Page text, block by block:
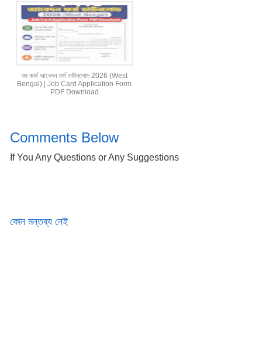
যব কার্ড আবেদন ফর্ম ডাউনলোড 2026 (West
Bengal) | Job Card Application Form
PDF Download
Comments Below
If You Any Questions or Any Suggestions
কোন মন্তব্য নেই